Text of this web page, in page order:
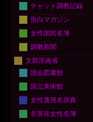
チャット調教記録
告白マガジン
女性国民名簿
調教新聞
文部淫画省
国会図書館
国立美術館
女性蔑視名辞典
非実在女性名簿